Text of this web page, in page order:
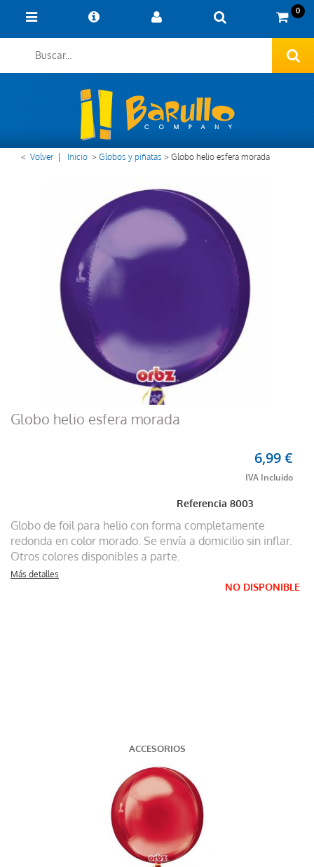
0
< Volver Inicio >Globos y piñatas >Globo helio esfera morada
Globo helio esfera morada
Referencia8003
6,99 €
Globo de foil para helio con forma completamente
redonda en color morado. Se envía a domicilio sin inflar.
Otros colores disponibles a parte.
Más detalles
NO DISPONIBLE
ACCESORIOS